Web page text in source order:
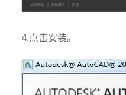
4.点击安装。